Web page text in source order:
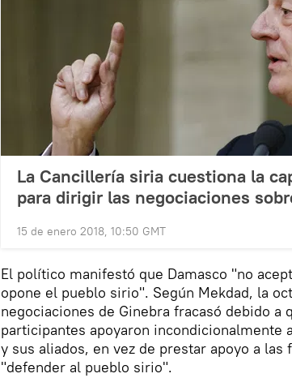
La Cancillería siria cuestiona la
para dirigir las negociaciones
15 de enero 2018, 10:50 GMT
El político manifestó que Damasco "no
opone el pueblo sirio". Según Mekdad, la
negociaciones de Ginebra fracasó debido a
participantes apoyaron incondicionalmente
y sus aliados, en vez de prestar apoyo a las
"defender al pueblo sirio".